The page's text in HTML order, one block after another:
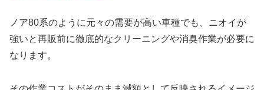
ノア80系のように元々の需要が高い車種でも、ニオイが
強いと再販前に徹底的なクリーニングや消臭作業が必要に
なります。